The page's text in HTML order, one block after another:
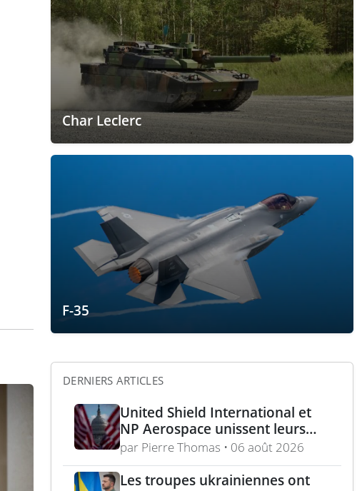
Char Leclerc
F-35
DERNIERS ARTICLES
United Shield International et
NP Aerospace unissent leurs
forces pour renforcer le soutien
aux équipes américaines de
déminage
par Pierre Thomas • 06 août 2026
Les troupes ukrainiennes ont